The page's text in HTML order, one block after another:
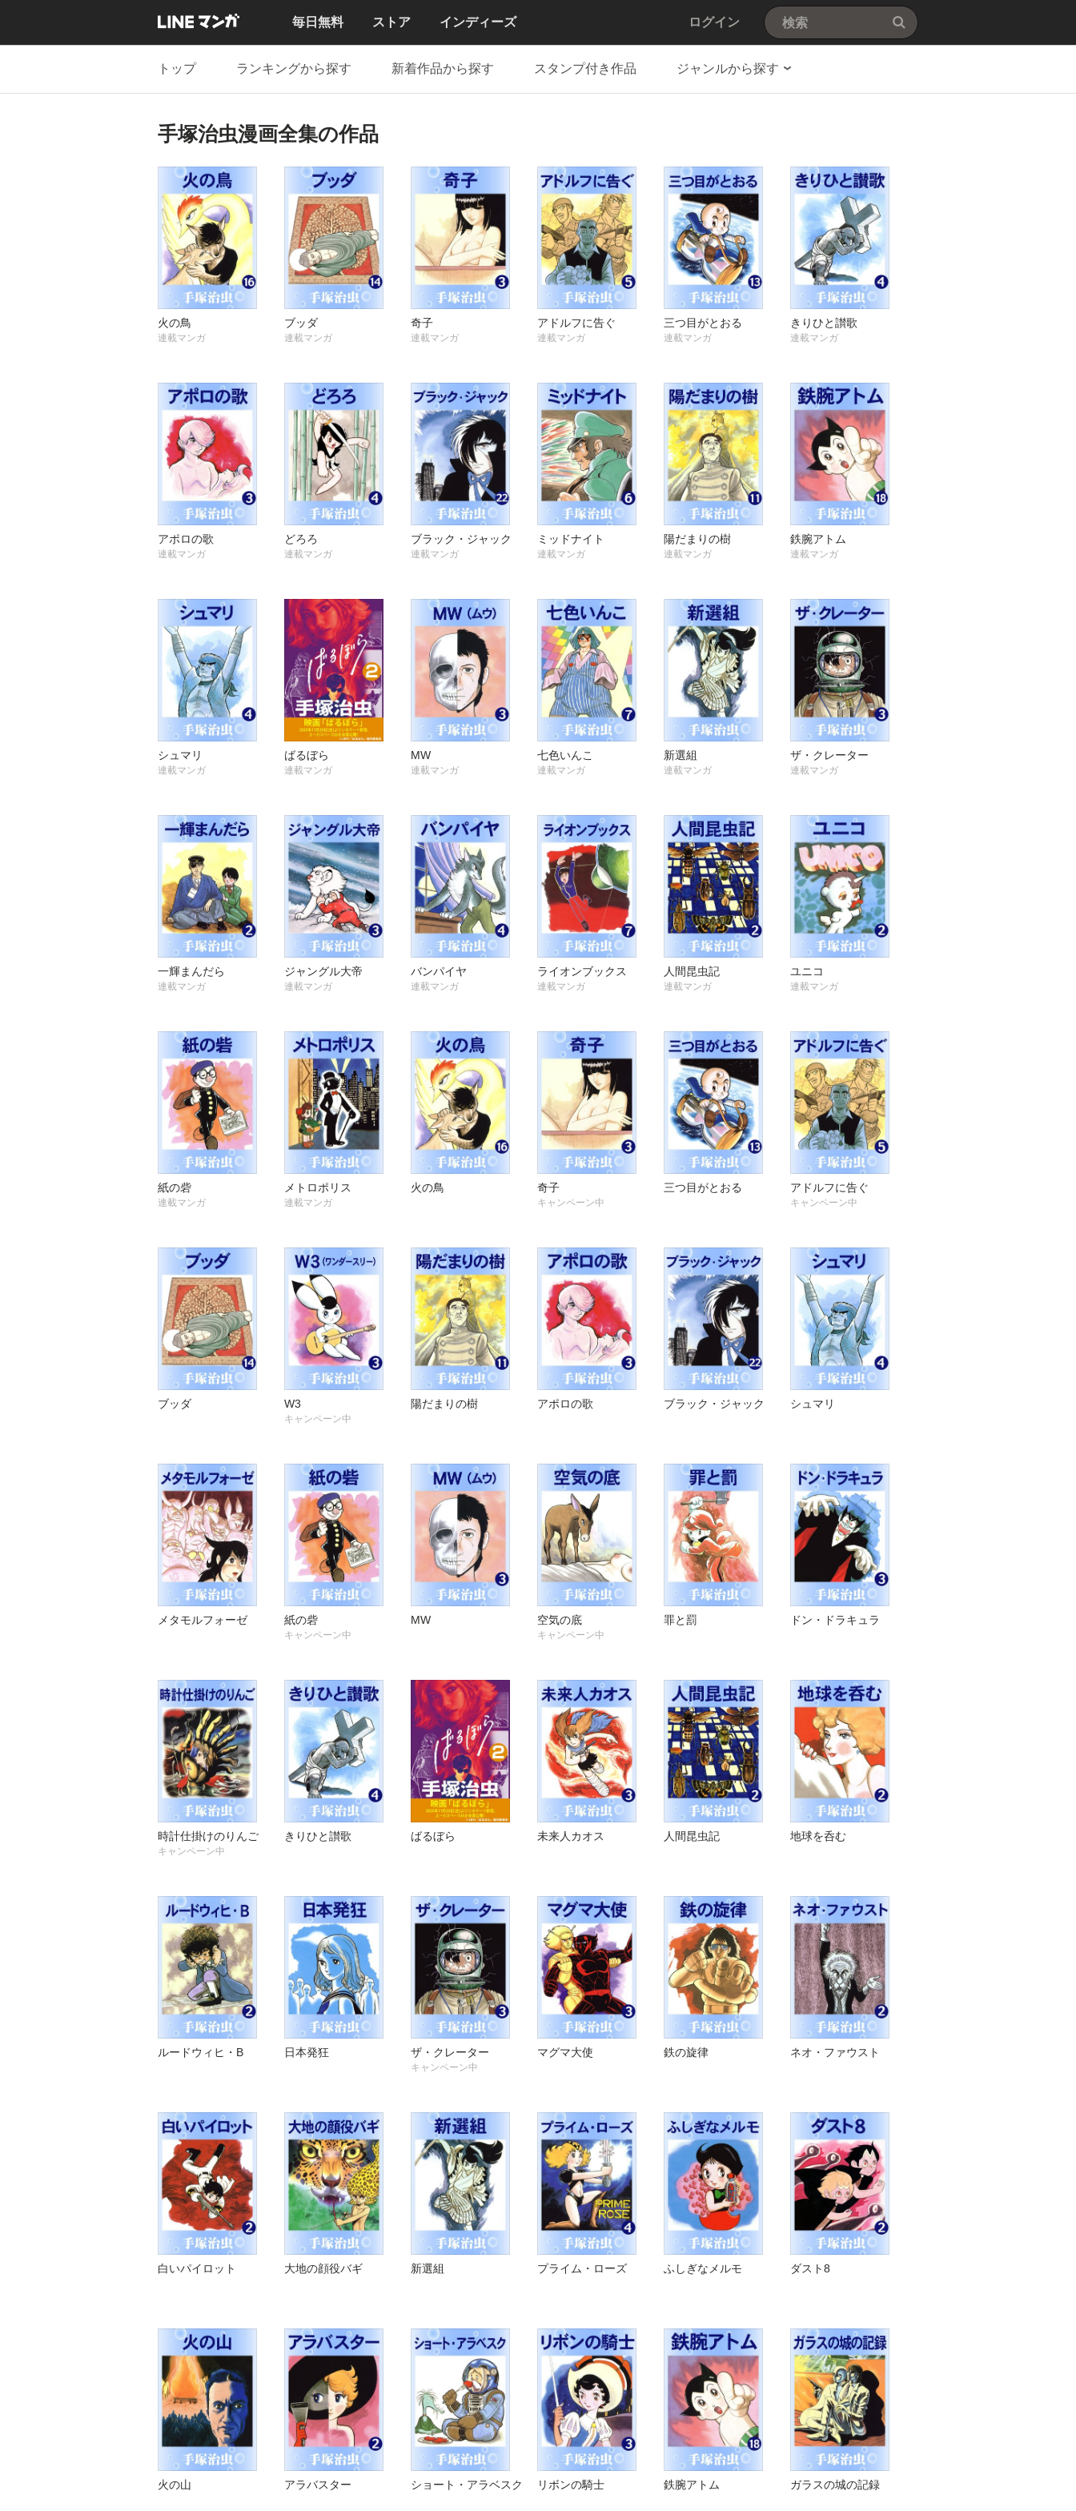
毎日無料 ストア インディーズ ログイン
トップ ランキングから探す 新着作品から探す スタンプ付き作品 ジャンルから探す
手塚治虫漫画全集の作品
火の鳥
連載マンガ
ブッダ
連載マンガ
奇子
連載マンガ
アドルフに告ぐ
連載マンガ
三つ目がとおる
連載マンガ
きりひと讃歌
連載マンガ
アポロの歌
連載マンガ
どろろ
連載マンガ
ブラック・ジャック
連載マンガ
ミッドナイト
連載マンガ
陽だまりの樹
連載マンガ
鉄腕アトム
連載マンガ
シュマリ
連載マンガ
ばるぼら
連載マンガ
MW
連載マンガ
七色いんこ
連載マンガ
新選組
連載マンガ
ザ・クレーター
連載マンガ
一輝まんだら
連載マンガ
ジャングル大帝
連載マンガ
バンパイヤ
連載マンガ
ライオンブックス
連載マンガ
人間昆虫記
連載マンガ
ユニコ
連載マンガ
紙の砦
連載マンガ
メトロポリス
連載マンガ
火の鳥 奇子
キャンペーン中
三つ目がとおる アドルフに告ぐ
キャンペーン中
ブッダ W3
キャンペーン中
陽だまりの樹 アポロの歌 ブラック・ジャック シュマリ
メタモルフォーゼ 紙の砦
キャンペーン中
MW 空気の底
キャンペーン中
罪と罰 ドン・ドラキュラ
時計仕掛けのりんご
キャンペーン中
きりひと讃歌 ばるぼら 未来人カオス 人間昆虫記 地球を呑む
ルードウィヒ・B 日本発狂 ザ・クレーター
キャンペーン中
マグマ大使 鉄の旋律 ネオ・ファウスト
白いパイロット 大地の顔役バギ 新選組 プライム・ローズ ふしぎなメルモ ダスト8
火の山 アラバスター ショート・アラベスク リボンの騎士 鉄腕アトム ガラスの城の記録